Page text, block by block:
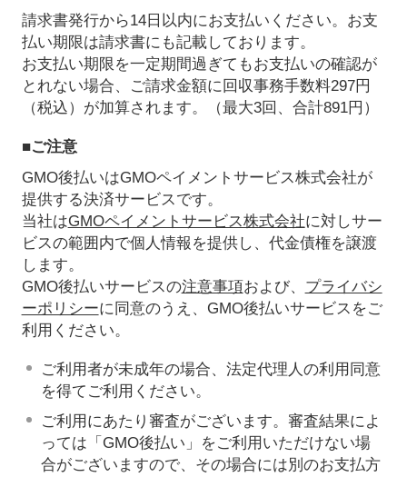
請求書発行から14日以内にお支払いください。お支
払い期限は請求書にも記載しております。
お支払い期限を一定期間過ぎてもお支払いの確認が
とれない場合、ご請求金額に回収事務手数料297円
（税込）が加算されます。（最大3回、合計891円）
■ご注意
GMO後払いはGMOペイメントサービス株式会社が
提供する決済サービスです。
当社はGMOペイメントサービス株式会社に対しサー
ビスの範囲内で個人情報を提供し、代金債権を譲渡
します。
GMO後払いサービスの注意事項および、 プライバシ
ーポリシーに同意のうえ、GMO後払いサービスをご
利用ください。
ご利用者が未成年の場合、法定代理人の利用同意
を得てご利用ください。
ご利用にあたり審査がございます。審査結果によ
っては「GMO後払い」をご利用いただけない場
合がございますので、その場合には別のお支払方